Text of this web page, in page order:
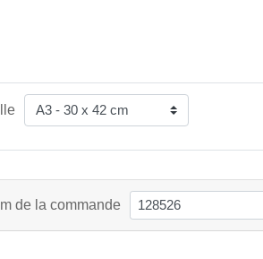
de la commande